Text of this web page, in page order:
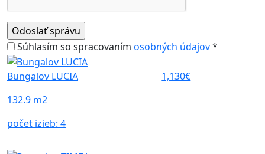
Súhlasím so spracovaním osobných údajov*
Bungalov LUCIA
1,130€
132.9 m2
počet izieb: 4